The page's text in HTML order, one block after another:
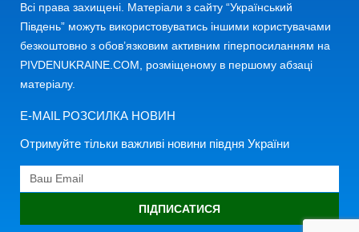
Всі права захищені. Матеріали з сайту “Український
Південь” можуть використовуватись іншими користувачами
безкоштовно з обов’язковим активним гіперпосиланням на
PIVDENUKRAINE.COM, розміщеному в першому абзаці
матеріалу.
E-MAIL РОЗСИЛКА НОВИН
Отримуйте тільки важливі новини півдня України
ПІДПИСАТИСЯ